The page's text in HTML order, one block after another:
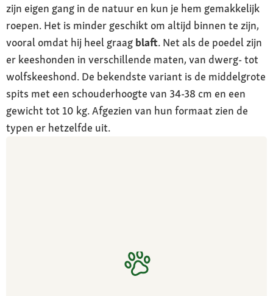
zijn eigen gang in de natuur en kun je hem gemakkelijk
roepen. Het is minder geschikt om altijd binnen te zijn,
vooral omdat hij heel graag blaft. Net als de poedel zijn
er keeshonden in verschillende maten, van dwerg- tot
wolfskeeshond. De bekendste variant is de middelgrote
spits met een schouderhoogte van 34-38 cm en een
gewicht tot 10 kg. Afgezien van hun formaat zien de
typen er hetzelfde uit.